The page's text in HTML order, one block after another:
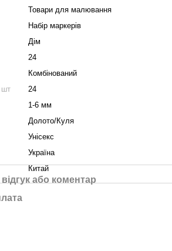
Товари для малювання
Набір маркерів
Дім
24
Комбінований
шт
24
1-6 мм
Долото/Куля
Унісекс
Україна
Китай
або коментар